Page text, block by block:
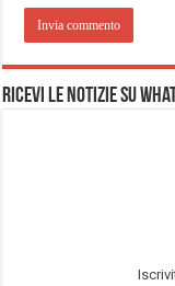
Ricevi le notizie su